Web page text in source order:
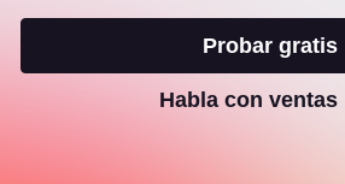
Probar gratis
Habla con ventas